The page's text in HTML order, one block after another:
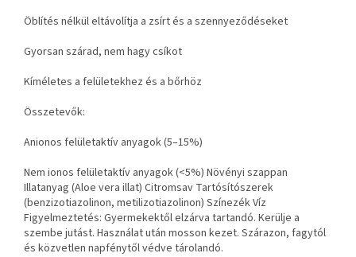
Öblítés nélkül eltávolítja a zsírt és a szennyeződéseket
Gyorsan szárad, nem hagy csíkot
Kíméletes a felületekhez és a bőrhöz
Összetevők:
Anionos felületaktív anyagok (5–15%)
Nem ionos felületaktív anyagok (<5%) Növényi szappan
Illatanyag (Aloe vera illat) Citromsav Tartósítószerek
(benzizotiazolinon, metilizotiazolinon) Színezék Víz
Figyelmeztetés: Gyermekektől elzárva tartandó. Kerülje a
szembe jutást. Használat után mosson kezet. Szárazon, fagytól
és közvetlen napfénytől védve tárolandó.